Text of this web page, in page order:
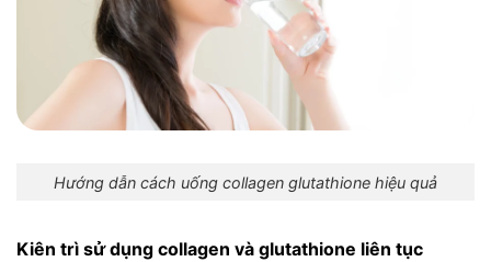
Hướng dẫn cách uống collagen glutathione hiệu quả
Kiên trì sử dụng collagen và glutathione liên tục